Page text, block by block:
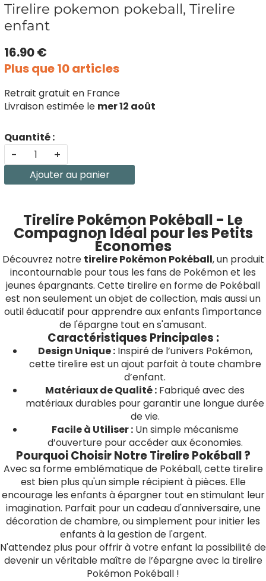
Tirelire pokemon pokeball, Tirelire
enfant
16.90 €
Plus que 10 articles
Retrait gratuit en France
Livraison estimée le mer 12 août
Quantité :
- +
Ajouter au panier
Tirelire Pokémon Pokéball - Le
Compagnon Idéal pour les Petits
Économes
Découvrez notre tirelire Pokémon Pokéball, un produit
incontournable pour tous les fans de Pokémon et les
jeunes épargnants. Cette tirelire en forme de Pokéball
est non seulement un objet de collection, mais aussi un
outil éducatif pour apprendre aux enfants l'importance
de l'épargne tout en s'amusant.
Caractéristiques Principales :
Design Unique :Inspiré de l’univers Pokémon,
cette tirelire est un ajout parfait à toute chambre
d’enfant.
Matériaux de Qualité : Fabriqué avec des
matériaux durables pour garantir une longue durée
de vie.
Facile à Utiliser :Un simple mécanisme
d’ouverture pour accéder aux économies.
Pourquoi Choisir Notre Tirelire Pokéball ?
Avec sa forme emblématique de Pokéball, cette tirelire
est bien plus qu'un simple récipient à pièces. Elle
encourage les enfants à épargner tout en stimulant leur
imagination. Parfait pour un cadeau d'anniversaire, une
décoration de chambre, ou simplement pour initier les
enfants à la gestion de l'argent.
N'attendez plus pour offrir à votre enfant la possibilité de
devenir un véritable maître de l’épargne avec la tirelire
Pokémon Pokéball !